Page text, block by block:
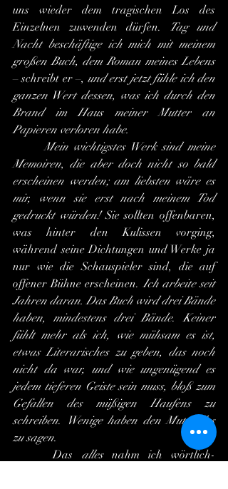
uns wieder dem tragischen Los des
Einzelnen zuwenden dürfen. Tag und
Nacht beschäftige ich mich mit meinem
großen Buch, dem Roman meines Lebens
– schreibt er –, und erst jetzt fühle ich den
ganzen Wert dessen, was ich durch den
Brand im Haus meiner Mutter an
Papieren verloren habe.
	Mein wichtigstes Werk sind meine
Memoiren, die aber doch nicht so bald
erscheinen werden; am liebsten wäre es
mir, wenn sie erst nach meinem Tod
gedruckt würden! Sie sollten offenbaren,
was hinter den Kulissen vorging,
während seine Dichtungen und Werke ja
nur wie die Schauspieler sind, die auf
offener Bühne erscheinen. Ich arbeite seit
Jahren daran. Das Buch wird drei Bände
haben, mindestens drei Bände. Keiner
fühlt mehr als ich, wie mühsam es ist,
etwas Literarisches zu geben, das noch
nicht da war, und wie ungenügend es
jedem tieferen Geiste sein muss, bloß zum
Gefallen des müßigen Haufens zu
schreiben.
Wenige haben den Mut, alles
zu sagen.
Das alles nahm ich wörtlich-